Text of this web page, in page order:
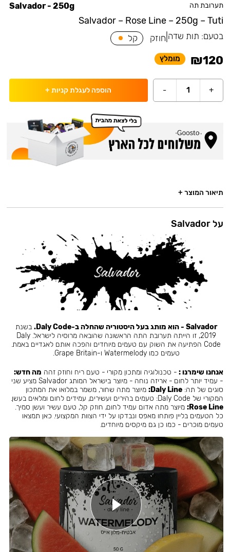
תערובת תה
Salvador – Rose Line – 250g – Tuti
Salvador - 250g
בטעם: תות שדה חוזק קל
₪120 מומלץ
+
1
- הוספה לעגלת קניות +
תיאור המוצר +
על Salvador
Salvador - הוא מותג בעל היסטוריה שהחלה ב-Daly Code.
בשנת
2019, זו הייתה תערובת התה הראשונה שהובאה מרוסיה לישראל. Daly
Code הפתיעה את השוק עם טעמים מיוחדים והפכה אותם לאגדיים באמת.
טעמים כמו Watermelody ו-Grape Britain.
אנחנו שימרנו : - טכנולוגיה ומתכון מקורי - טעם ריח וחוזק זהה מה חדש:
- עמיד יותר לחום - אריזה נוחה - מיוצר בישראל המותג Salvador מציע שני
סוגים של תה:Daly Line: מיוצר מתה שחור, משמר במלואו את המתכון
המקורי של Daly Code: טעמים בהירים ועשירים, עמידים לחום ומלאים בעשן.
Rose Line: מיוצר מתה אדום עמיד לחום, חוזק קל, טעם עשיר ועשן סמיך.
כל הטעמים בליין פותחו מאפס ונבדקו על ידי הצוות המקצועי. כאן תמצאו
טעמים מוכרים - כמו כן גם מיקסים מיוחדים.